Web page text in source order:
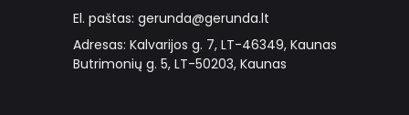
El. paštas: gerunda@gerunda.lt
Adresas: Kalvarijos g. 7, LT-46349, Kaunas
Butrimonių g. 5, LT-50203, Kaunas